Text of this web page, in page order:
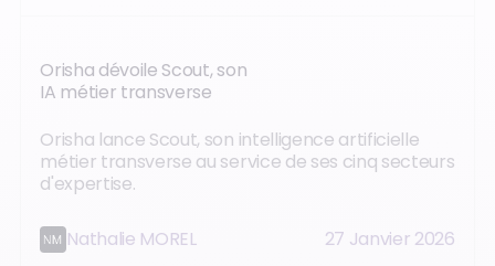
Orisha dévoile Scout, son
IA métier transverse
Orisha lance Scout, son intelligence artificielle
métier transverse au service de ses cinq secteurs
d'expertise.
Nathalie MOREL 27 Janvier 2026